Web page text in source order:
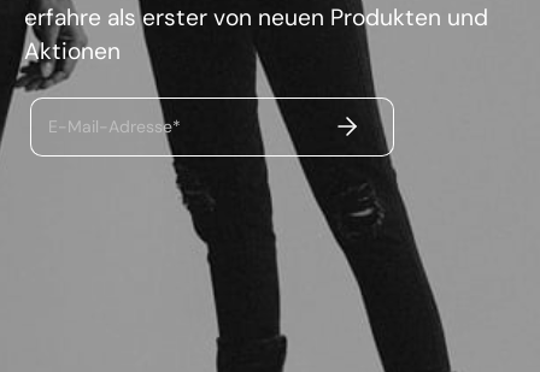
erfahre als erster von neuen Produkten und
Aktionen
E-Mail-Adresse* ABSENDEN